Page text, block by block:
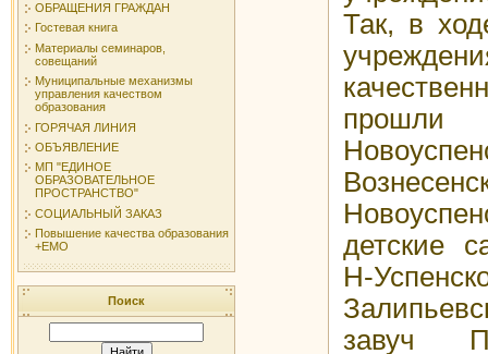
ОБРАЩЕНИЯ ГРАЖДАН
Гостевая книга
Материалы семинаров,
совещаний
Муниципальные механизмы
управления качеством
образования
ГОРЯЧАЯ ЛИНИЯ
ОБЪЯВЛЕНИЕ
МП "ЕДИНОЕ
ОБРАЗОВАТЕЛЬНОЕ
ПРОСТРАНСТВО"
СОЦИАЛЬНЫЙ ЗАКАЗ
Повышение качества образования
+ЕМО
Поиск
Так, в
прошли
детские
Н-
завуч